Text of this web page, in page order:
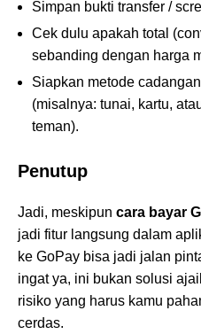
Simpan bukti transfer /
Cek dulu apakah total
sebanding dengan harga
Siapkan metode
(misalnya: tunai, kartu,
teman).
Penutup
Jadi, meskipun cara bayar
jadi fitur langsung dalam
ke GoPay bisa jadi jalan
ingat ya, ini bukan solusi
risiko yang harus kamu
cerdas.